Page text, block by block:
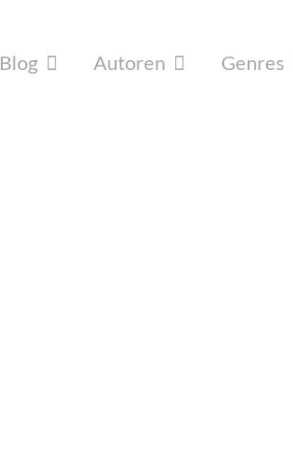
Blog Autoren Genres